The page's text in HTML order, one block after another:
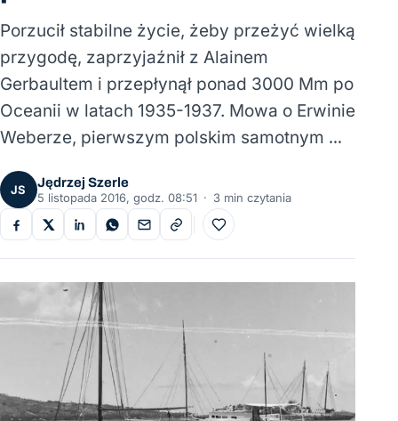
Porzucił stabilne życie, żeby przeżyć wielką
przygodę, zaprzyjaźnił z Alainem
Gerbaultem i przepłynął ponad 3000 Mm po
Oceanii w latach 1935-1937. Mowa o Erwinie
Weberze, pierwszym polskim samotnym …
JS
Jędrzej Szerle
5 listopada 2016, godz. 08:51 · 3 min czytania
Do ulubionych